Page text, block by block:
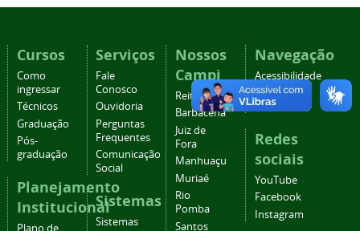
Cursos
Como
ingressar
Técnicos
Graduação
Pós-
graduação
Planejamento
Institucional
Plano de
Serviços
Fale
Conosco
Ouvidoria
Perguntas
Frequentes
Comunicação
Social
Sistemas
Sistemas
Nossos
Campi
Reitoria
Barbacena
Juiz de
Fora
Manhuaçu
Muriaé
Rio
Pomba
Santos
Navegação
Acessibilidade
Mapa do
site
Redes
sociais
YouTube
Facebook
Instagram